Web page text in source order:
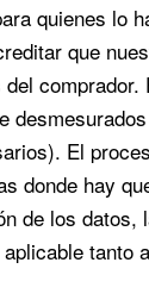
quienes lo
que
El
donde hay
de los
tanto